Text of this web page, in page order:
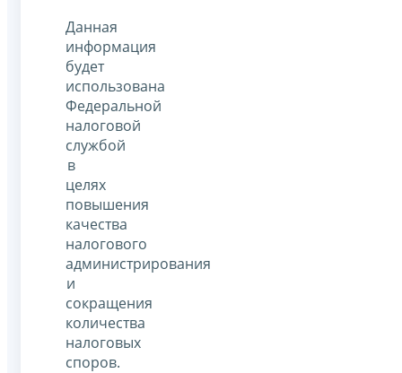
Данная
информация
будет
использована
Федеральной
налоговой
службой
в
целях
повышения
качества
налогового
администрирования
и
сокращения
количества
налоговых
споров.